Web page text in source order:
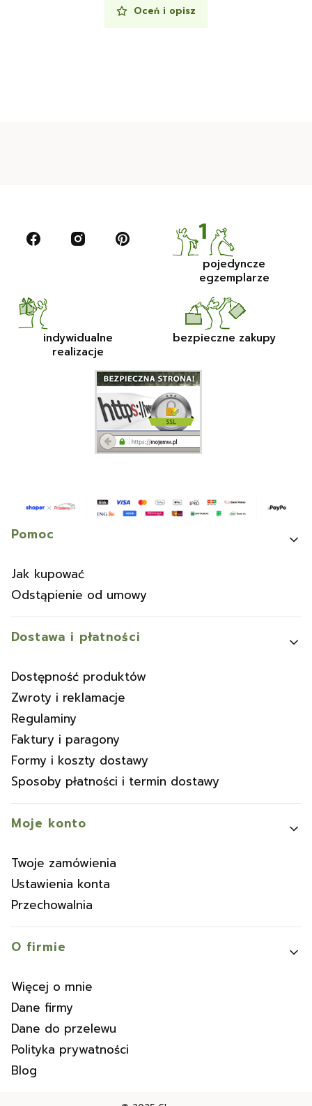
Oceń i opisz
pojedyncze
egzemplarze
indywidualne
realizacje
bezpieczne zakupy
Linki w stopce
Pomoc
Jak kupować
Odstąpienie od umowy
Dostawa i płatności
Dostępność produktów
Zwroty i reklamacje
Regulaminy
Faktury i paragony
Formy i koszty dostawy
Sposoby płatności i termin dostawy
Moje konto
Twoje zamówienia
Ustawienia konta
Przechowalnia
O firmie
Więcej o mnie
Dane firmy
Dane do przelewu
Polityka prywatności
Blog